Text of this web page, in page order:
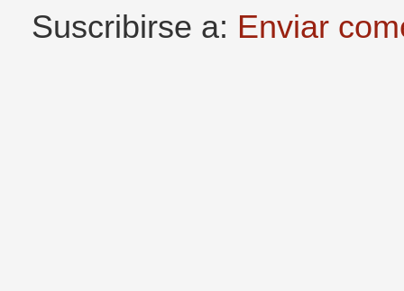
Suscribirse a: Enviar